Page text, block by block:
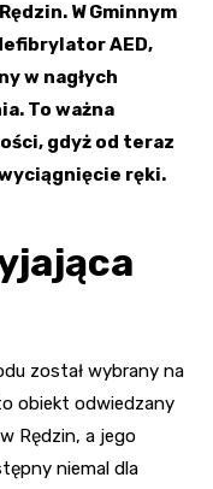
W Gminnym
AED,
w nagłych
To ważna
gdyż od teraz
ręki.
został wybrany na
obiekt odwiedzany
Rędzin, a jego
niemal dla